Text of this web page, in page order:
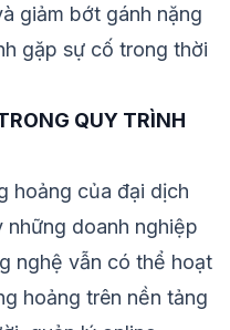
giảm bớt gánh nặng
gặp sự cố trong thời
QUY TRÌNH
hoảng của đại dịch
những doanh nghiệp
nghệ vẫn có thể hoạt
hoảng trên nền tảng